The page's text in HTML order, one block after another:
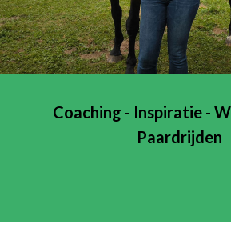
Coaching - Inspiratie -
Paardrijden